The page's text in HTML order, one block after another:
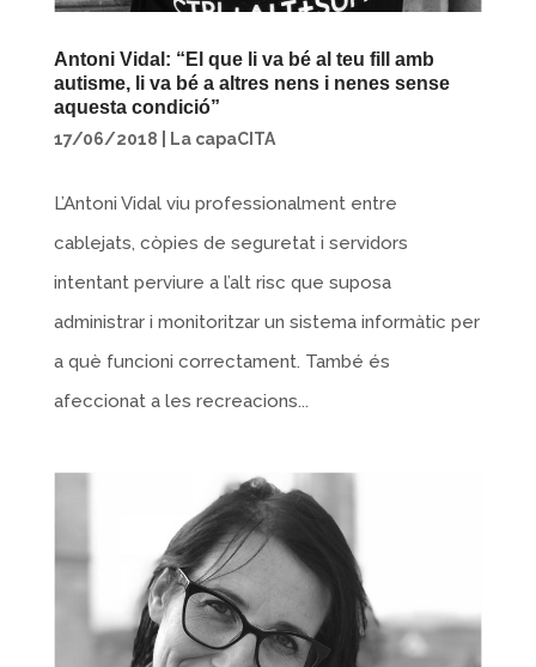
Antoni Vidal: “El que li va bé al teu fill amb
autisme, li va bé a altres nens i nenes sense
aquesta condició”
17/06/2018 La capaCITA
L’Antoni Vidal viu professionalment entre
cablejats, còpies de seguretat i servidors
intentant perviure a l’alt risc que suposa
administrar i monitoritzar un sistema informàtic per
a què funcioni correctament. També és
afeccionat a les recreacions...